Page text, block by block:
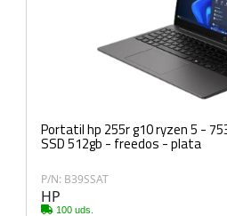
Portatil hp 255r g10 ryzen 5 -
SSD 512gb - freedos - plata
P/N: B39SSAT
HP
100 uds.